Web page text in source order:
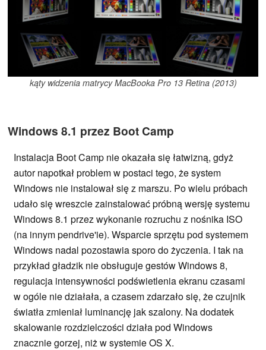
kąty widzenia matrycy MacBooka Pro 13 Retina (2013)
Windows 8.1 przez Boot Camp
Instalacja Boot Camp nie okazała się łatwizną, gdyż
autor napotkał problem w postaci tego, że system
Windows nie instalował się z marszu. Po wielu próbach
udało się wreszcie zainstalować próbną wersję systemu
Windows 8.1 przez wykonanie rozruchu z nośnika ISO
(na innym pendrive'ie). Wsparcie sprzętu pod systemem
Windows nadal pozostawia sporo do życzenia. I tak na
przykład gładzik nie obsługuje gestów Windows 8,
regulacja intensywności podświetlenia ekranu czasami
w ogóle nie działała, a czasem zdarzało się, że czujnik
światła zmieniał luminancję jak szalony. Na dodatek
skalowanie rozdzielczości działa pod Windows
znacznie gorzej, niż w systemie OS X.